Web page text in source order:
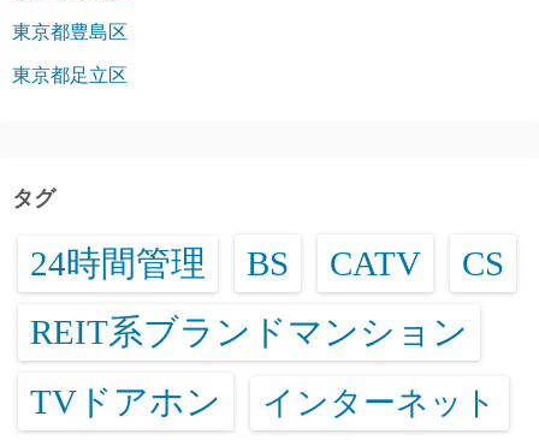
東京都豊島区
東京都足立区
タグ
24時間管理 BS CATV CS
REIT系ブランドマンション
TVドアホン インターネット